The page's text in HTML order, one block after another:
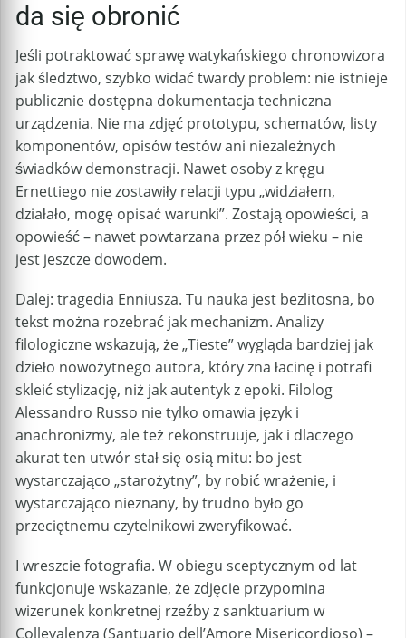
da się obronić
Jeśli potraktować sprawę watykańskiego chronowizora
jak śledztwo, szybko widać twardy problem: nie istnieje
publicznie dostępna dokumentacja techniczna
urządzenia. Nie ma zdjęć prototypu, schematów, listy
komponentów, opisów testów ani niezależnych
świadków demonstracji. Nawet osoby z kręgu
Ernettiego nie zostawiły relacji typu „widziałem,
działało, mogę opisać warunki”. Zostają opowieści, a
opowieść – nawet powtarzana przez pół wieku – nie
jest jeszcze dowodem.
Dalej: tragedia Enniusza. Tu nauka jest bezlitosna, bo
tekst można rozebrać jak mechanizm. Analizy
filologiczne wskazują, że „Tieste” wygląda bardziej jak
dzieło nowożytnego autora, który zna łacinę i potrafi
skleić stylizację, niż jak autentyk z epoki. Filolog
Alessandro Russo nie tylko omawia język i
anachronizmy, ale też rekonstruuje, jak i dlaczego
akurat ten utwór stał się osią mitu: bo jest
wystarczająco „starożytny”, by robić wrażenie, i
wystarczająco nieznany, by trudno było go
przeciętnemu czytelnikowi zweryfikować.
I wreszcie fotografia. W obiegu sceptycznym od lat
funkcjonuje wskazanie, że zdjęcie przypomina
wizerunek konkretnej rzeźby z sanktuarium w
Collevalenza (Santuario dell’Amore Misericordioso) –